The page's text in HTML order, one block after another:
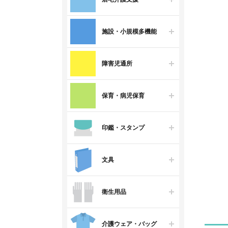
施設・小規模多機能
障害児通所
保育・病児保育
印鑑・スタンプ
文具
衛生用品
介護ウェア・バッグ